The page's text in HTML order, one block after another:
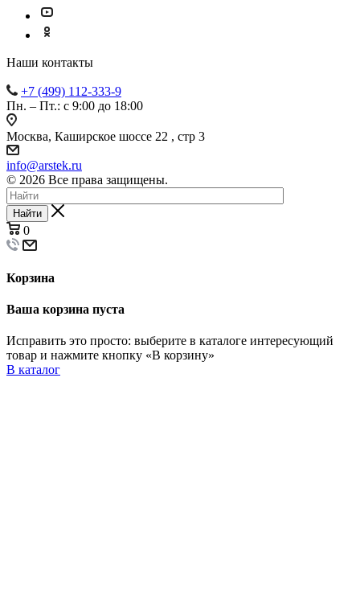
Наши контакты
+7 (499) 112-333-9
Пн. – Пт.: с 9:00 до 18:00
Москва, Каширское шоссе 22 , стр 3
info@arstek.ru
© 2026 Все права защищены.
Найти
0
Корзина
Ваша корзина пуста
Исправить это просто: выберите в каталоге интересующий
товар и нажмите кнопку «В корзину»
В каталог